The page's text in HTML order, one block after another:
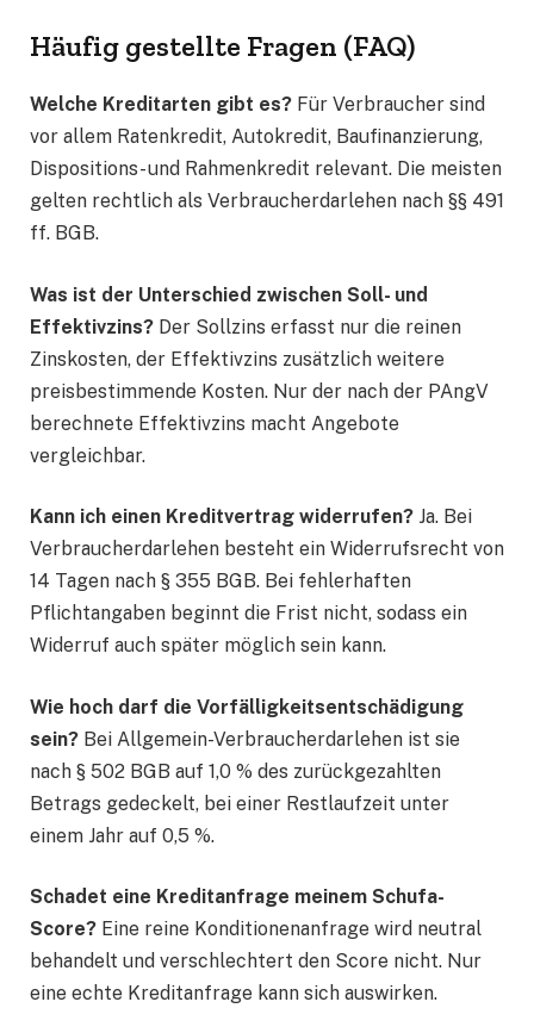
Häufig gestellte Fragen (FAQ)
Welche Kreditarten gibt es? Für Verbraucher sind
vor allem Ratenkredit, Autokredit, Baufinanzierung,
Dispositions- und Rahmenkredit relevant. Die meisten
gelten rechtlich als Verbraucherdarlehen nach §§ 491
ff. BGB.
Was ist der Unterschied zwischen Soll- und
Effektivzins? Der Sollzins erfasst nur die reinen
Zinskosten, der Effektivzins zusätzlich weitere
preisbestimmende Kosten. Nur der nach der PAngV
berechnete Effektivzins macht Angebote
vergleichbar.
Kann ich einen Kreditvertrag widerrufen? Ja. Bei
Verbraucherdarlehen besteht ein Widerrufsrecht von
14 Tagen nach § 355 BGB. Bei fehlerhaften
Pflichtangaben beginnt die Frist nicht, sodass ein
Widerruf auch später möglich sein kann.
Wie hoch darf die Vorfälligkeitsentschädigung
sein? Bei Allgemein-Verbraucherdarlehen ist sie
nach § 502 BGB auf 1,0 % des zurückgezahlten
Betrags gedeckelt, bei einer Restlaufzeit unter
einem Jahr auf 0,5 %.
Schadet eine Kreditanfrage meinem Schufa-
Score? Eine reine Konditionenanfrage wird neutral
behandelt und verschlechtert den Score nicht. Nur
eine echte Kreditanfrage kann sich auswirken.